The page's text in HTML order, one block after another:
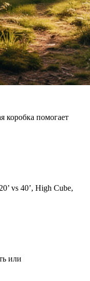
коробка помогает
vs 40’, High Cube,
или